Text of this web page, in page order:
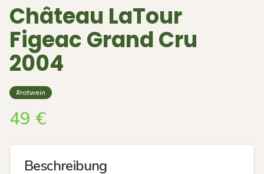
Château LaTour
Figeac Grand Cru
2004
#rotwein
49 €
Beschreibung